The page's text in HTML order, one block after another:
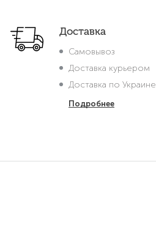
Доставка
Самовывоз
Доставка курьером
Доставка по Украине
Подробнее